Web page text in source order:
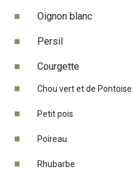
Oignon blanc
Persil
Courgette
Chou vert et de Pontoise
Petit pois
Poireau
Rhubarbe